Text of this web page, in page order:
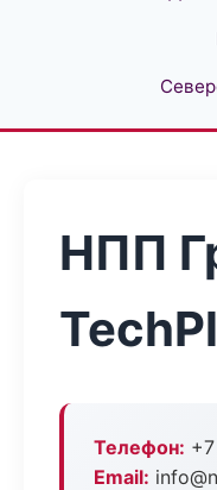
НПП
Телефон:
Email: